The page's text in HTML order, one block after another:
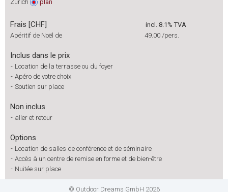
Zurich plan
Frais [CHF]
incl. 8.1% TVA
Apéritif de Noël de
49.00 /pers.
Inclus dans le prix
- Location de la terrasse ou du foyer
- Apéro de votre choix
- Soutien sur place
Non inclus
- aller et retour
Options
- Location de salles de conférence et de séminaire
- Accès à un centre de remise en forme et de bien-être
- Nuitée sur place
© Outdoor Dreams GmbH 2026